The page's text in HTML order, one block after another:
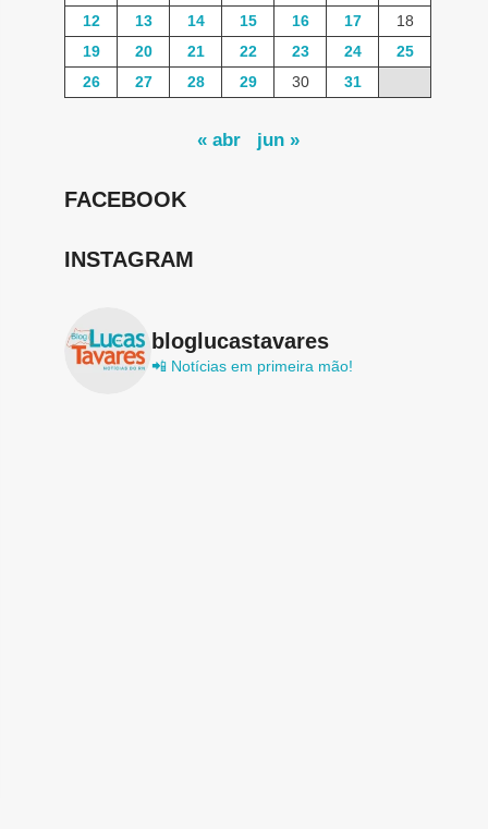
12
13 14 15 16 17
18
19
20 21 22 23 24
25
26
27 28 29 30 31
« abr jun »
FACEBOOK
INSTAGRAM
bloglucastavares
📲 Notícias em primeira mão!